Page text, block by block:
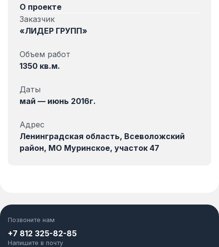
О проекте
Заказчик
«ЛИДЕР ГРУПП»
Объем работ
1350 кв.м.
Даты
май — июнь 2016г.
Адрес
Ленинградская область, Всеволожский
район, МО Муринское, участок 47
Позвоните нам
+7 812 325-82-85
Напишите в почту